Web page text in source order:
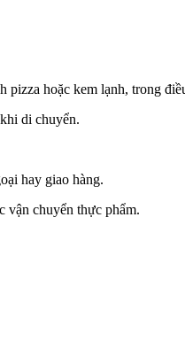
pizza hoặc kem lạnh, trong
di chuyển.
hay giao hàng.
vận chuyển thực phẩm.